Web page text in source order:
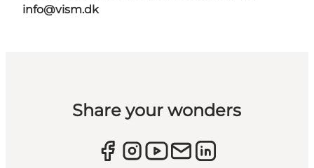
info@vism.dk
Share your wonders